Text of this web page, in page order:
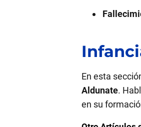
En esta
Aldunate.
en su